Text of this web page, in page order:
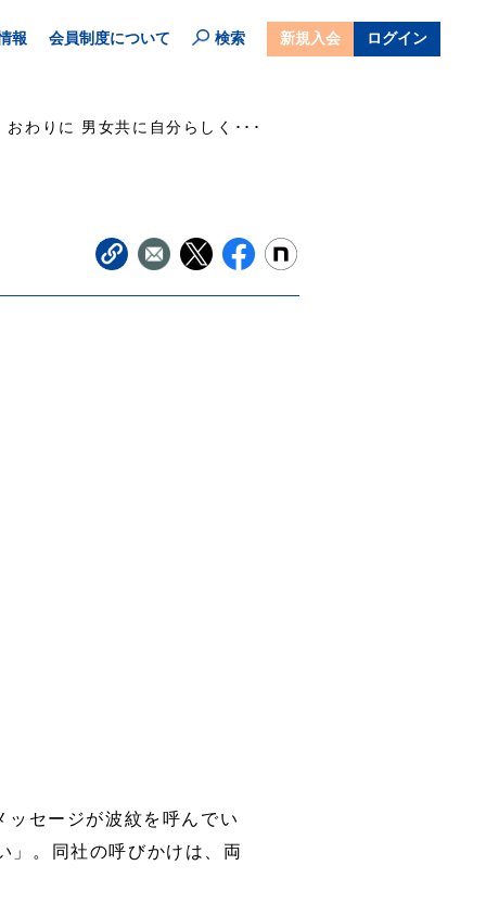
報 会員制度について 検索 新規入会 ログイン
おわりに 男女共に自分らしく･･･
セージが波紋を呼んでい
」。同社の呼びかけは、両